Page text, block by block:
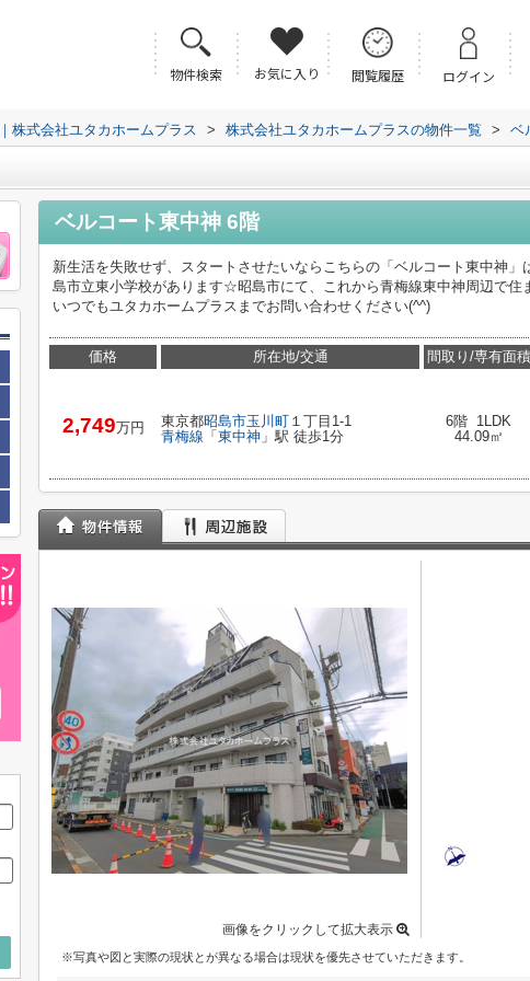
物件検索 お気に入り 閲覧履歴 ログイン
株式会社ユタカホームプラス > 株式会社ユタカホームプラスの物件一覧 > ベ
ベルコート東中神 6階
新生活を失敗せず、スタートさせたいならこちらの「ベルコート東中神
島市立東小学校があります☆昭島市にて、これから青梅線東中神周辺で住
いつでもユタカホームプラスまでお問い合わせください(^^)
価格
2,749万円
所在地/交通
東京都昭島市玉川町 １丁目1-1
青梅線 「 東中神 」駅 徒歩1分
間取り/専有面積
6階 1LDK
44.09㎡
画像をクリックして拡大表示
※写真や図と実際の現状とが異なる場合は現状を優先させていただきます。